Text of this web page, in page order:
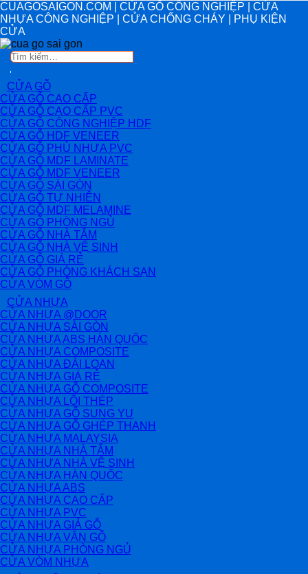
CUAGOSAIGON.COM | CỬA GỖ CÔNG NGHIỆP | CỬA
NHỰA CÔNG NGHIỆP | CỬA CHỐNG CHÁY | PHỤ KIỆN
CỬA
Tìm
CỬA GỖ
CỬA GỖ CAO CẤP
CỬA GỖ CAO CẤP PVC
CỬA GỖ CÔNG NGHIỆP HDF
CỬA GỖ HDF VENEER
CỬA GỖ PHỦ NHỰA PVC
CỬA GỖ MDF LAMINATE
CỬA GỖ MDF VENEER
CỬA GỖ SÀI GÒN
CỬA GỖ TỰ NHIÊN
CỬA GỖ MDF MELAMINE
CỬA GỖ PHÒNG NGỦ
CỬA GỖ NHÀ TẮM
CỬA GỖ NHÀ VỆ SINH
CỬA GỖ GIÁ RẺ
CỬA GỖ PHÒNG KHÁCH SẠN
CỬA VÒM GỖ
CỬA NHỰA
CỬA NHỰA @DOOR
CỬA NHỰA SÀI GÒN
CỬA NHỰA ABS HÀN QUỐC
CỬA NHỰA COMPOSITE
CỬA NHỰA ĐÀI LOAN
CỬA NHỰA GIÁ RẺ
CỬA NHỰA GỖ COMPOSITE
CỬA NHỰA LÕI THÉP
CỬA NHỰA GỖ SUNG YU
CỬA NHỰA GỖ GHÉP THANH
CỬA NHỰA MALAYSIA
CỬA NHỰA NHÀ TẮM
CỬA NHỰA NHÀ VỆ SINH
CỬA NHỰA HÀN QUỐC
CỬA NHỰA ABS
CỬA NHỰA CAO CẤP
CỬA NHỰA PVC
CỬA NHỰA GIẢ GỖ
CỬA NHỰA VÂN GỖ
CỬA NHỰA PHÒNG NGỦ
CỬA VÒM NHỰA